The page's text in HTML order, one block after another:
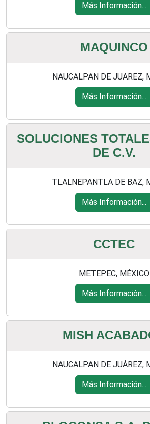
Más Información...
MAQUINCO
NAUCALPAN DE JUAREZ,
Más Información...
SOLUCIONES
DE C.V.
TLALNEPANTLA DE BAZ,
Más Información...
CCTEC
METEPEC, MÉXICO
Más Información...
MISH
NAUCALPAN DE JUÁREZ,
Más Información...